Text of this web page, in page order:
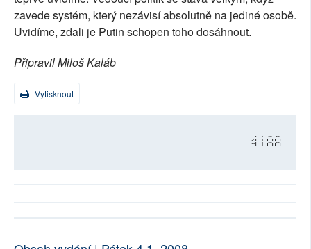
zavede systém, který nezávisí absolutně na jediné osobě.
Uvidíme, zdali je Putin schopen toho dosáhnout.
Připravil Miloš Kaláb
Vytisknout
4188